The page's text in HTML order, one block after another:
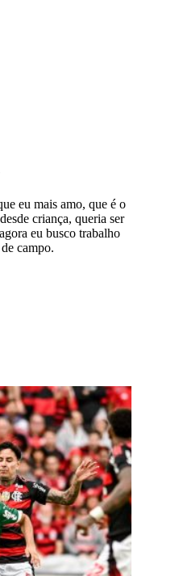
eu mais amo, que é o
criança, queria ser
eu busco trabalho
campo.